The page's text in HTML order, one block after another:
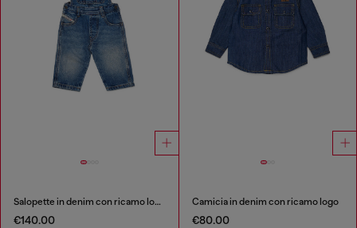
Salopette in denim con ricamo logo
€140.00
Camicia in denim con ricamo logo
€80.00